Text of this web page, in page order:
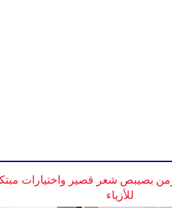
بصيبص شعر قصير واختيارات
للأزياء